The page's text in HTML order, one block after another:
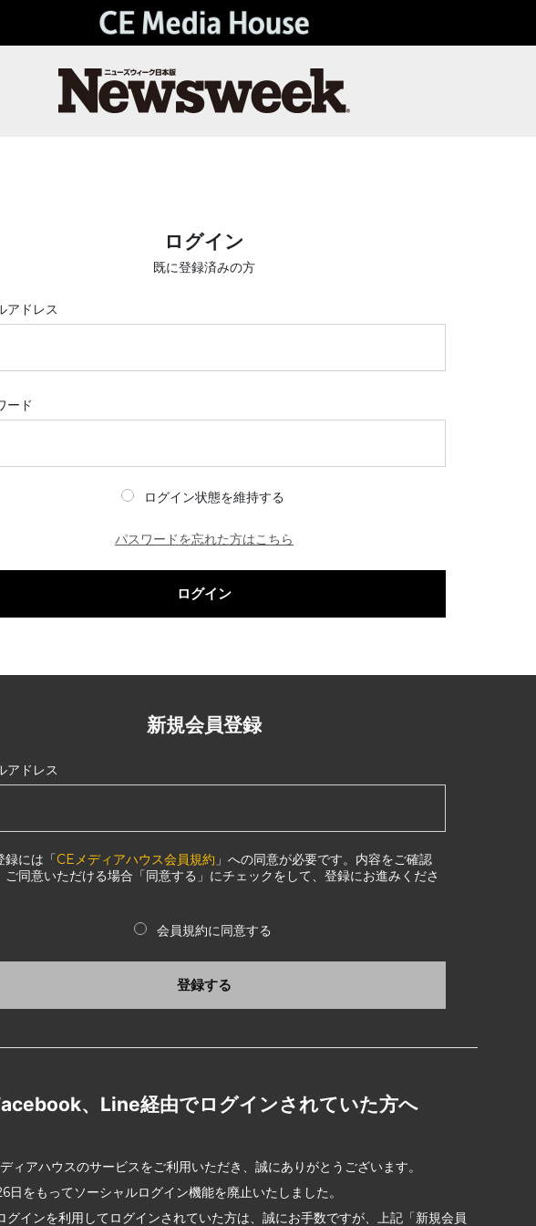
ログイン
既に登録済みの方
アドレス
ード
ログイン状態を維持する
パスワードを忘れた方はこちら
ログイン
新規会員登録
アドレス
録には「CEメディアハウス会員規約 」への同意が必要です。内容をご確認
ご同意いただける場合「同意する」にチェックをして、登録にお進みくださ
会員規約に同意する
登録する
、Line経由でログインされていた方へ
ィアハウスのサービスをご利用いただき、誠にありがとうございます。
日をもってソーシャルログイン機能を廃止いたしました。
グインを利用してログインされていた方は、誠にお手数ですが、上記「新規会員